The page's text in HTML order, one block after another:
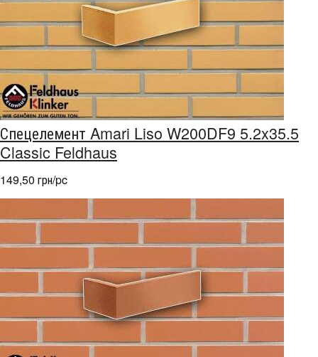
Спецелемент Amari Liso W200DF9 5.2x35.5
Classic Feldhaus
149,50 грн/pc